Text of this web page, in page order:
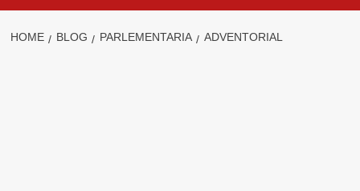
HOME BLOG PARLEMENTARIA ADVENTORIAL